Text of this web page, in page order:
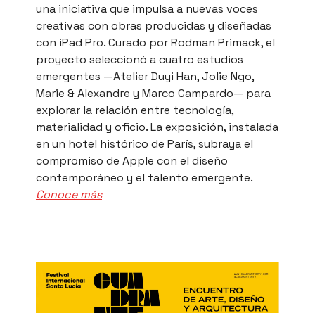
una iniciativa que impulsa a nuevas voces
creativas con obras producidas y diseñadas
con iPad Pro. Curado por Rodman Primack, el
proyecto seleccionó a cuatro estudios
emergentes —Atelier Duyi Han, Jolie Ngo,
Marie & Alexandre y Marco Campardo— para
explorar la relación entre tecnología,
materialidad y oficio. La exposición, instalada
en un hotel histórico de París, subraya el
compromiso de Apple con el diseño
contemporáneo y el talento emergente.
Conoce más